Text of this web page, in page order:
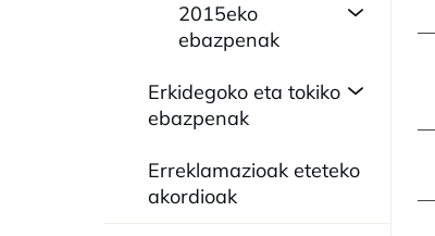
2015eko
ebazpenak
Erkidegoko eta tokiko
ebazpenak
Erreklamazioak eteteko
akordioak